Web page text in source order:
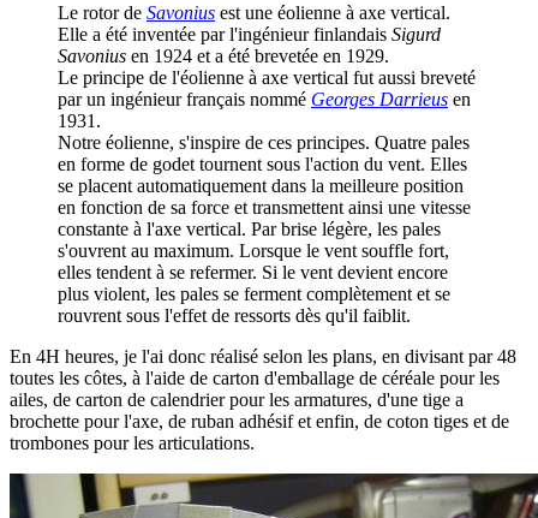
Le rotor de Savonius est une éolienne à axe vertical.
Elle a été inventée par l'ingénieur finlandais Sigurd
Savonius en 1924 et a été brevetée en 1929.
Le principe de l'éolienne à axe vertical fut aussi breveté
par un ingénieur français nommé Georges Darrieus en
1931.
Notre éolienne, s'inspire de ces principes. Quatre pales
en forme de godet tournent sous l'action du vent. Elles
se placent automatiquement dans la meilleure position
en fonction de sa force et transmettent ainsi une vitesse
constante à l'axe vertical. Par brise légère, les pales
s'ouvrent au maximum. Lorsque le vent souffle fort,
elles tendent à se refermer. Si le vent devient encore
plus violent, les pales se ferment complètement et se
rouvrent sous l'effet de ressorts dès qu'il faiblit.
En 4H heures, je l'ai donc réalisé selon les plans, en divisant par 48
toutes les côtes, à l'aide de carton d'emballage de céréale pour les
ailes, de carton de calendrier pour les armatures, d'une tige a
brochette pour l'axe, de ruban adhésif et enfin, de coton tiges et de
trombones pour les articulations.